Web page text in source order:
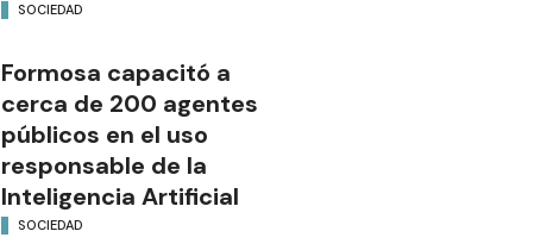
SOCIEDAD
Formosa capacitó a
cerca de 200 agentes
públicos en el uso
responsable de la
Inteligencia Artificial
SOCIEDAD